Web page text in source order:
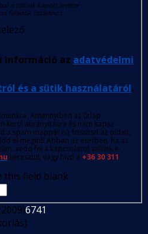
a tőlünk kapott levélre
feladók listájához
információ az adatvédelmi
és a sütik használatáról.
Amennyiben az űrlap
kerül átirányításra és nem kapsz
a spam mappát is), frissítsd az oldalt,
el megint! Abban az esetben, ha az
vedd fel a kapcsolatot velünk e-
keresztül, vagy hívd a +36 30 311
this field blank.
6741